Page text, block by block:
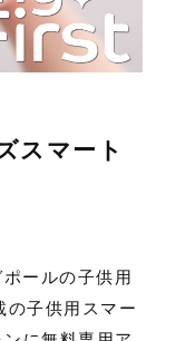
スマート
ールの子供用
の子供用スマー